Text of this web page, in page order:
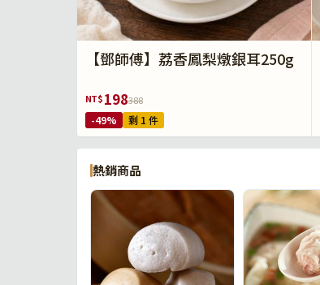
【鄧師傅】荔香鳳梨燉銀耳250g
NT$198388
-49% 剩 1 件
熱銷商品